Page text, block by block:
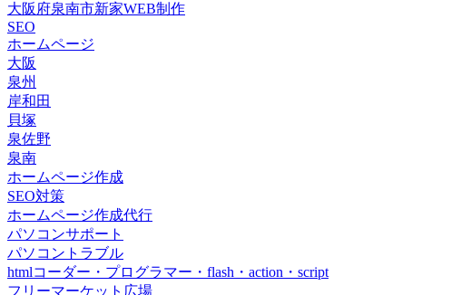
大阪府泉南市新家WEB制作
SEO
ホームページ
大阪
泉州
岸和田
貝塚
泉佐野
泉南
ホームページ作成
SEO対策
ホームページ作成代行
パソコンサポート
パソコントラブル
htmlコーダー・プログラマー・flash・action・script
フリーマーケット広場